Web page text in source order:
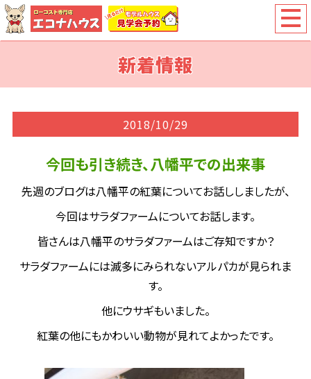
新着情報
2018/10/29
今回も引き続き、八幡平での出来事
先週のブログは八幡平の紅葉についてお話ししましたが、
今回はサラダファームについてお話します。
皆さんは八幡平のサラダファームはご存知ですか？
サラダファームには滅多にみられないアルパカが見られま
す。
他にウサギもいました。
紅葉の他にもかわいい動物が見れてよかったです。